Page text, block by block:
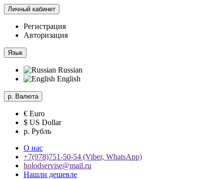
Личный кабинет
Регистрация
Авторизация
Язык
Russian
English
р. Валюта
€ Euro
$ US Dollar
р. Рубль
О нас
+7(978)751-50-54 (Viber, WhatsApp)
holodservise@mail.ru
Нашли дешевле